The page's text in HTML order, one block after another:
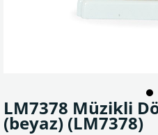
LM7378 Müzikli
(beyaz) (LM7378)